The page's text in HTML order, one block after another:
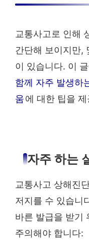
교통사고로 인해
간단해 보이지만,
이 있습니다. 이
함께 자주 발생하
움에 대한 팁을
자주 하는
교통사고 상해진
저지를 수 있습니
바른 발급을 받기
주의해야 합니다: